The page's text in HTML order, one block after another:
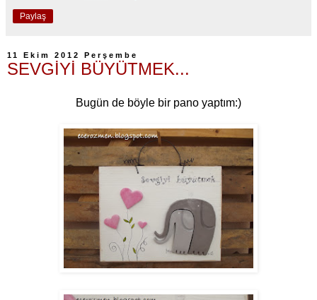
Paylaş
11 Ekim 2012 Perşembe
SEVGİYİ BÜYÜTMEK...
Bugün de böyle bir pano yaptım:)